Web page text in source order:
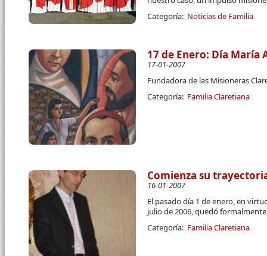
Categoría: Noticias de Familia
17 de Enero: Día María
17-01-2007
Fundadora de las Misioneras
Categoría: Familia Claretiana
Comienza su
16-01-2007
El pasado día 1 de enero, en
julio de 2006, quedó
Categoría: Familia Claretiana